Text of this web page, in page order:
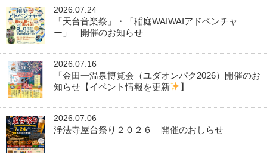
2026.07.24
「天台音楽祭」・「稲庭WAIWAIアドベンチャ
ー」 開催のお知らせ
2026.07.16
「金田一温泉博覧会（ユダオンパク2026）開催のお
知らせ【イベント情報を更新
】
2026.07.06
浄法寺屋台祭り２０２６ 開催のおしらせ